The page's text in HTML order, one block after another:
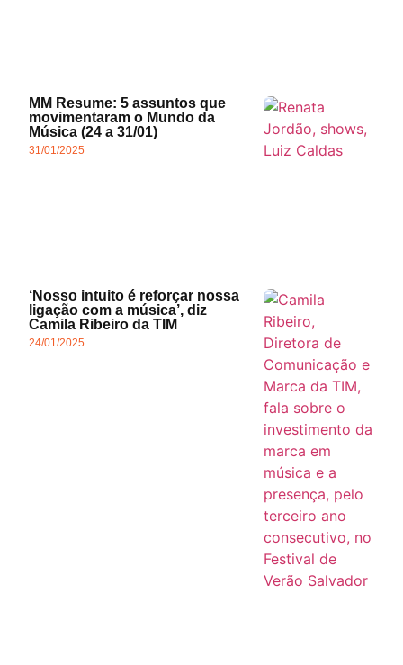
MM Resume: 5 assuntos que
movimentaram o Mundo da
Música (24 a 31/01)
31/01/2025
‘Nosso intuito é reforçar nossa
ligação com a música’, diz
Camila Ribeiro da TIM
24/01/2025